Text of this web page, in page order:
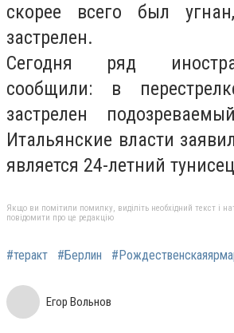
скорее всего был
застрелен.
Сегодня ряд
сообщили: в
застрелен
Итальянские власти
является 24-летний
Якщо ви помітили помилку, виділіть необхідний текст і
повідомити про це редакцію
#теракт #Берлин
Егор Вольнов